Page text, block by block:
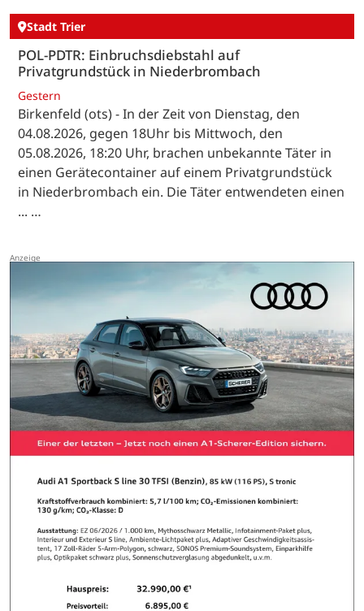
Stadt Trier
POL-PDTR: Einbruchsdiebstahl auf
Privatgrundstück in Niederbrombach
Gestern
Birkenfeld (ots) - In der Zeit von Dienstag, den
04.08.2026, gegen 18Uhr bis Mittwoch, den
05.08.2026, 18:20 Uhr, brachen unbekannte Täter in
einen Gerätecontainer auf einem Privatgrundstück
in Niederbrombach ein. Die Täter entwendeten einen
... …